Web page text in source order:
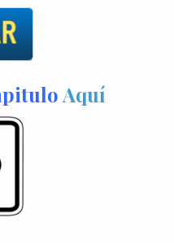
Aquí